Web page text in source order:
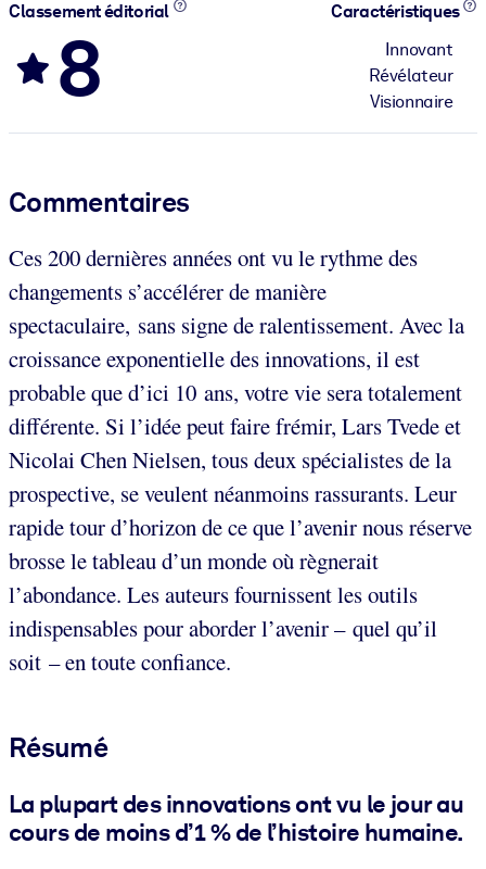
Classement éditorial
8
Caractéristiques
Innovant
Révélateur
Visionnaire
Commentaires
Ces 200 dernières années ont vu le rythme des
changements s’accélérer de manière
spectaculaire, sans signe de ralentissement. Avec la
croissance exponentielle des innovations, il est
probable que d’ici 10 ans, votre vie sera totalement
différente. Si l’idée peut faire frémir, Lars Tvede et
Nicolai Chen Nielsen, tous deux spécialistes de la
prospective, se veulent néanmoins rassurants. Leur
rapide tour d’horizon de ce que l’avenir nous réserve
brosse le tableau d’un monde où règnerait
l’abondance. Les auteurs fournissent les outils
indispensables pour aborder l’avenir – quel qu’il
soit – en toute confiance.
Résumé
La plupart des innovations ont vu le jour au
cours de moins d’1 % de l’histoire humaine.